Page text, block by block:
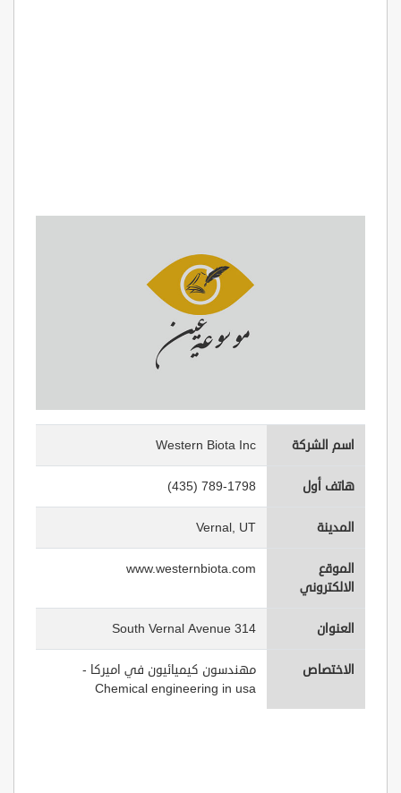
اسم الشركة Western Biota Inc
هاتف أول (435) 789-1798
المدينة Vernal, UT
الموقع
الالكتروني
www.westernbiota.com
العنوان 314 South Vernal Avenue
الاختصاص
مهندسون كيميائيون في اميركا -
Chemical engineering in usa